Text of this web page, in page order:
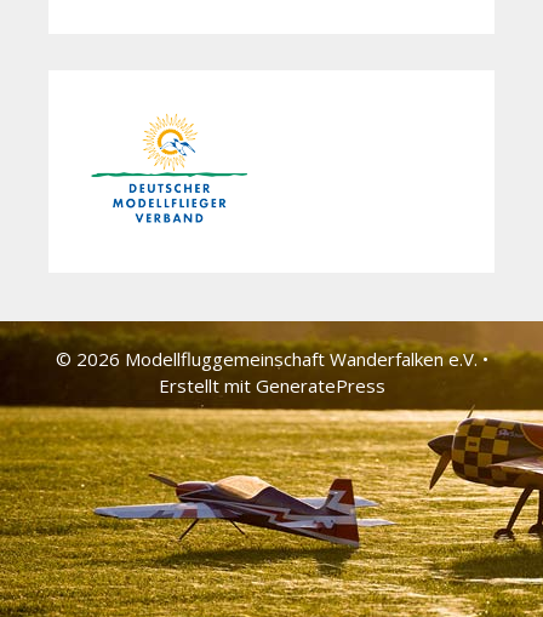
© 2026 Modellfluggemeinschaft Wander­falken e.V.•
Erstellt mit GeneratePress